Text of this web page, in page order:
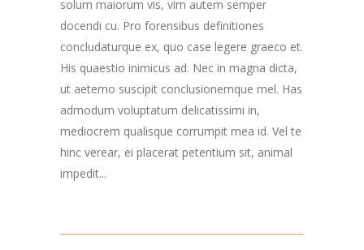
solum maiorum vis, vim autem semper
docendi cu. Pro forensibus definitiones
concludaturque ex, quo case legere graeco et.
His quaestio inimicus ad. Nec in magna dicta,
ut aeterno suscipit conclusionemque mel. Has
admodum voluptatum delicatissimi in,
mediocrem qualisque corrumpit mea id. Vel te
hinc verear, ei placerat petentium sit, animal
impedit...